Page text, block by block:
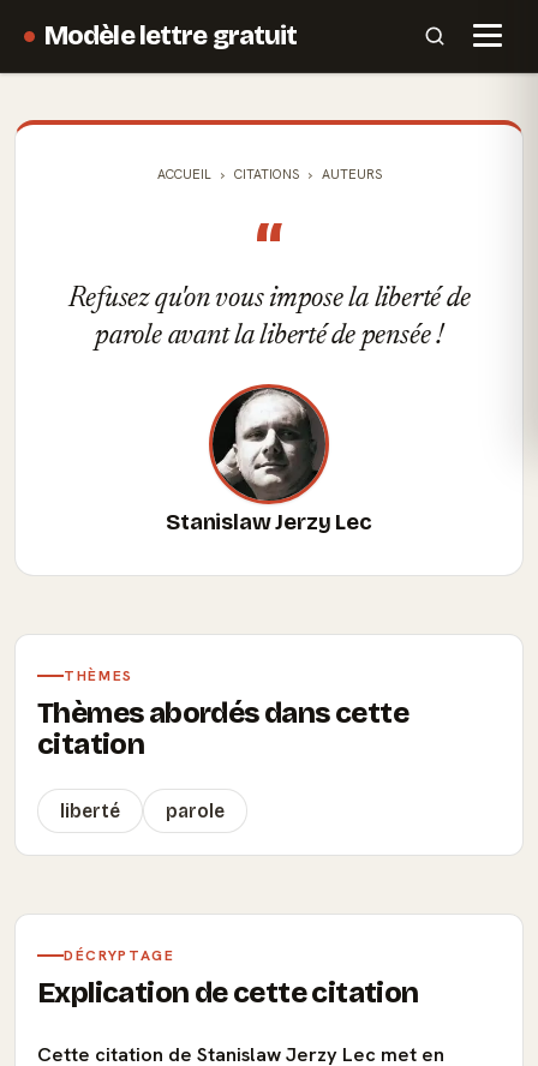
Modèle lettre gratuit
ACCUEIL CITATIONS AUTEURS
“
Refusez qu'on vous impose la liberté de
parole avant la liberté de pensée !
Stanislaw Jerzy Lec
THÈMES
Thèmes abordés dans cette
citation
liberté parole
DÉCRYPTAGE
Explication de cette citation
Cette citation de Stanislaw Jerzy Lec met en